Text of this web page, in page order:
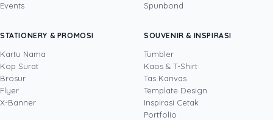
dengan pengalaman lebih dari 15 tahun di
bidang keuangan dan operasional bisnis. Ia
menjaga dua sisi perusahaan sekaligus:
kesehatan finansial (arus kas, margin, strategi
harga) dan kelancaran operasional produksi di
industri percetakan serta kemasan B2B, dari
kontrol kualitas hingga manajemen vendor.
Lihat semua penulis
Events
Spunbond
STATIONERY & PROMOSI
Kartu Nama
Kop Surat
Brosur
Flyer
X-Banner
SOUVENIR & INSPIRASI
Tumbler
Kaos & T-Shirt
Tas Kanvas
Template Design
Inspirasi Cetak
Portfolio